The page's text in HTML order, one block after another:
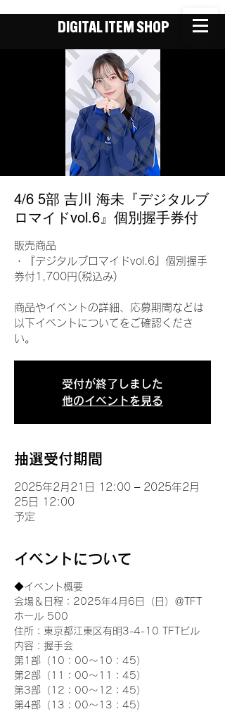
DIGITAL ITEM SHOP
4/6 5部 吉川 海未『デジタルブ
ロマイドvol.6』個別握手券付
販売商品
・『デジタルブロマイドvol.6』個別握手
券付1,700円(税込み)
商品やイベントの詳細、応募期間などは
以下イベントについてをご確認くださ
い。
受付が終了しました
他のイベントを見る
抽選受付期間
2025年2月21日 12:00 – 2025年2月
25日 12:00
予定
イベントについて
◆イベント概要
会場＆日程：2025年4月6日（日）＠TFT
ホール 500
住所：東京都江東区有明3-4-10 TFTビル
内容：握手会
第1部（10：00～10：45）
第2部（11：00～11：45）
第3部（12：00～12：45）
第4部（13：00～13：45）